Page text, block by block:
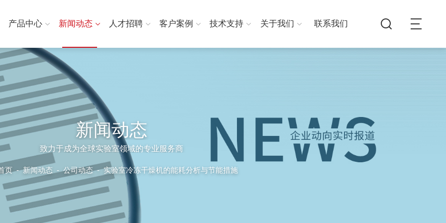
产品中心 新闻动态 人才招聘 客户案例 技术支持 关于我们 联系我们
新闻动态
致力于成为全球实验室领域的专业服务商
页-新闻动态 -公司动态 -实验室冷冻干燥机的能耗分析与节能措施